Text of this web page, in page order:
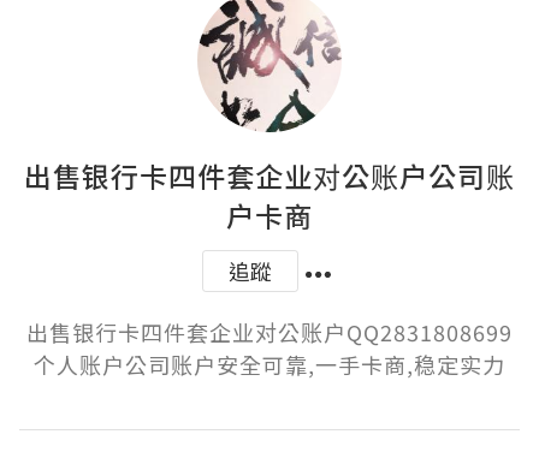
出售银行卡四件套企业对公账户公司账
户卡商
追蹤
出售银行卡四件套企业对公账户QQ2831808699
个人账户公司账户安全可靠,一手卡商,稳定实力